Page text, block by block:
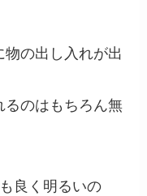
の出し入れが出
るのはもちろん無
良く明るいの